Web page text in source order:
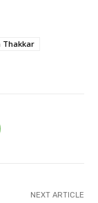
Thakkar
NEXT ARTICLE